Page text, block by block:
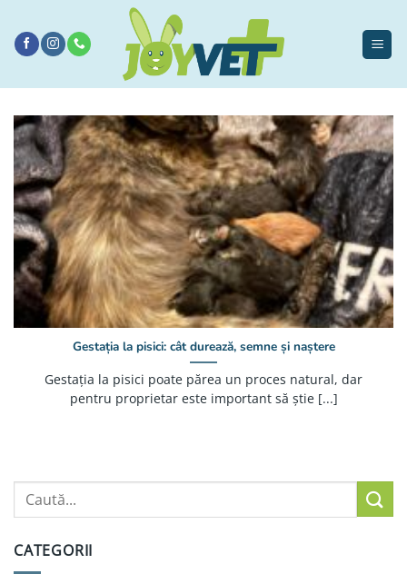
conținut
CATEGORII
Gestația la pisici: cât durează, semne și naștere
Gestația la pisici poate părea un proces natural, dar
pentru proprietar este important să știe [...]